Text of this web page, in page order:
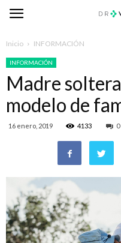
Inicio INFORMACIÓN
INFORMACIÓN
Madre
modelo de
16 enero, 2019 4133 0